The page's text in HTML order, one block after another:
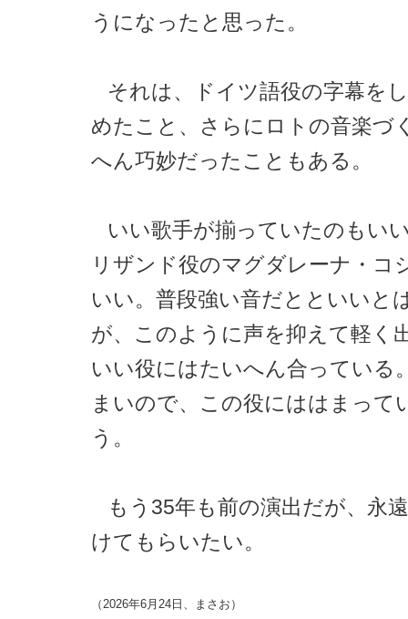
うになったと思った。
それは、ドイツ語役の字幕を
めたこと、さらにロトの音楽づ
へん巧妙だったこともある。
いい歌手が揃っていたのもい
リザンド役のマグダレーナ・コ
いい。普段強い音だとといいと
が、このように声を抑えて軽く
いい役にはたいへん合っている
まいので、この役にははまって
う。
もう35年も前の演出だが、永
けてもらいたい。
（2026年6月24日、まさお）